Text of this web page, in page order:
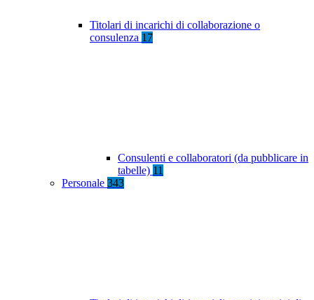
Titolari di incarichi di collaborazione o
consulenza 17
Consulenti e collaboratori (da pubblicare in
tabelle) 11
Personale 343